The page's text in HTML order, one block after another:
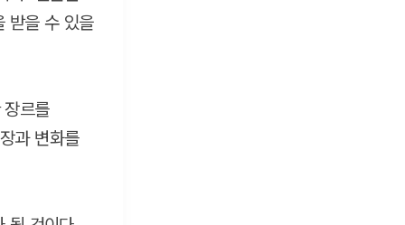
받을 수 있을
르를
과 변화를